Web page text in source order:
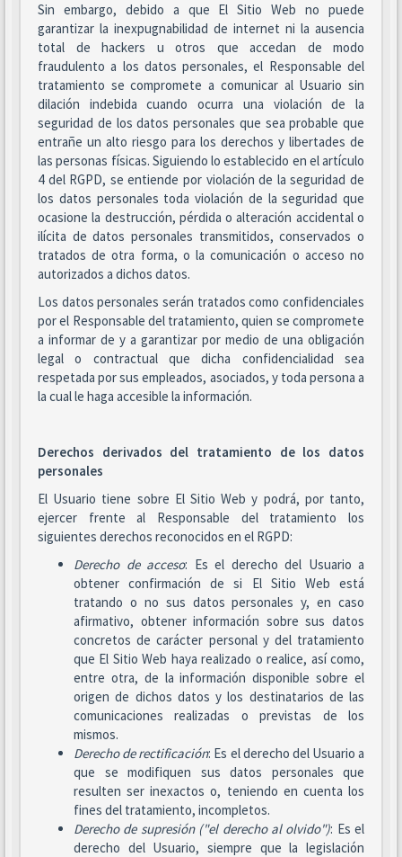
Sin embargo, debido a que El Sitio Web no puede
garantizar la inexpugnabilidad de internet ni la ausencia
total de hackers u otros que accedan de modo
fraudulento a los datos personales, el Responsable del
tratamiento se compromete a comunicar al Usuario sin
dilación indebida cuando ocurra una violación de la
seguridad de los datos personales que sea probable que
entrañe un alto riesgo para los derechos y libertades de
las personas físicas. Siguiendo lo establecido en el artículo
4 del RGPD, se entiende por violación de la seguridad de
los datos personales toda violación de la seguridad que
ocasione la destrucción, pérdida o alteración accidental o
ilícita de datos personales transmitidos, conservados o
tratados de otra forma, o la comunicación o acceso no
autorizados a dichos datos.
Los datos personales serán tratados como confidenciales
por el Responsable del tratamiento, quien se compromete
a informar de y a garantizar por medio de una obligación
legal o contractual que dicha confidencialidad sea
respetada por sus empleados, asociados, y toda persona a
la cual le haga accesible la información.
Derechos derivados del tratamiento de los datos
personales
El Usuario tiene sobre El Sitio Web y podrá, por tanto,
ejercer frente al Responsable del tratamiento los
siguientes derechos reconocidos en el RGPD:
Derecho de acceso: Es el derecho del Usuario a
obtener confirmación de si El Sitio Web está
tratando o no sus datos personales y, en caso
afirmativo, obtener información sobre sus datos
concretos de carácter personal y del tratamiento
que El Sitio Web haya realizado o realice, así como,
entre otra, de la información disponible sobre el
origen de dichos datos y los destinatarios de las
comunicaciones realizadas o previstas de los
mismos.
Derecho de rectificación: Es el derecho del Usuario a
que se modifiquen sus datos personales que
resulten ser inexactos o, teniendo en cuenta los
fines del tratamiento, incompletos.
Derecho de supresión ("el derecho al olvido"): Es el
derecho del Usuario, siempre que la legislación